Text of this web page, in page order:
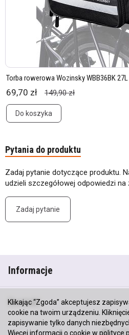
Torba rowerowa Wozinsky WBB36BK 27L
69,70 zł 149,90 zł
Do koszyka
Pytania do produktu
Zadaj pytanie dotyczące produktu.
udzieli szczegółowej odpowiedzi na
Zadaj pytanie
Informacje
Kontakt
Klikając “Zgoda” akceptujesz
cookie na twoim urządzeniu.
zapisywanie tylko danych
Więcej informacji o cookie w polityce